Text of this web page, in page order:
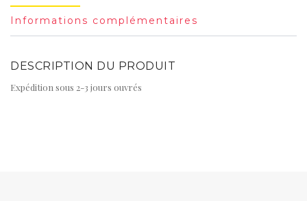
Informations complémentaires
DESCRIPTION DU PRODUIT
Expédition sous 2-3 jours ouvrés